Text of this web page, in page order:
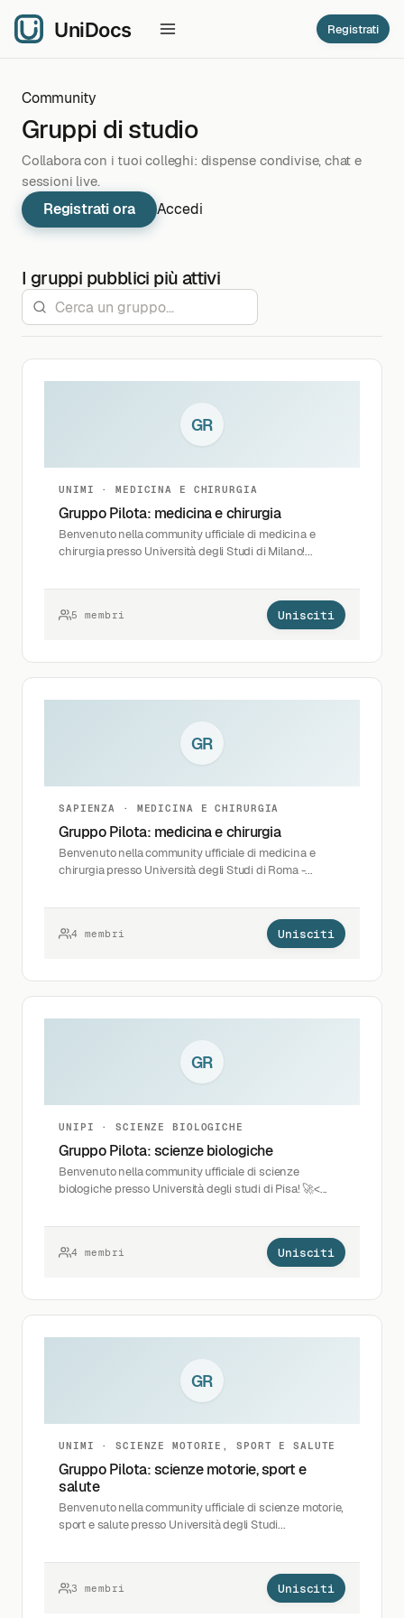
Registrati
Community
Gruppi di studio
Collabora con i tuoi colleghi: dispense condivise, chat e
sessioni live.
Registrati ora Accedi
I gruppi pubblici più attivi
GR
UNIMI · MEDICINA E CHIRURGIA
Gruppo Pilota: medicina e chirurgia
Benvenuto nella community ufficiale di medicina e
chirurgia presso Università degli Studi di Milano!...
5 membri Unisciti
GR
SAPIENZA · MEDICINA E CHIRURGIA
Gruppo Pilota: medicina e chirurgia
Benvenuto nella community ufficiale di medicina e
chirurgia presso Università degli Studi di Roma -...
4 membri Unisciti
GR
UNIPI · SCIENZE BIOLOGICHE
Gruppo Pilota: scienze biologiche
Benvenuto nella community ufficiale di scienze
biologiche presso Università degli studi di Pisa! 🚀<...
4 membri Unisciti
GR
UNIMI · SCIENZE MOTORIE, SPORT E SALUTE
Gruppo Pilota: scienze motorie, sport e
salute
Benvenuto nella community ufficiale di scienze motorie,
sport e salute presso Università degli Studi...
3 membri Unisciti